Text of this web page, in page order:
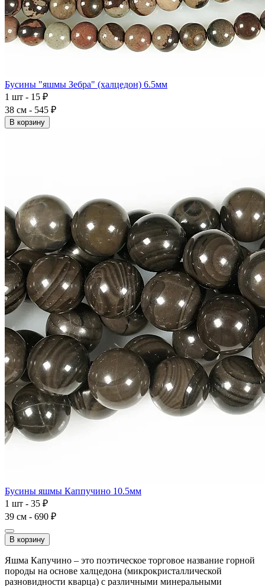
Бусины "яшмы Зебра" (халцедон) 6.5мм
1 шт - 15 ₽
38 см - 545 ₽
В корзину
Бусины яшмы Каппучино 10.5мм
1 шт - 35 ₽
39 см - 690 ₽
В корзину
Яшма Капучино – это поэтическое торговое название горной
породы на основе халцедона (микрокристаллической
разновидности кварца) с различными минеральными